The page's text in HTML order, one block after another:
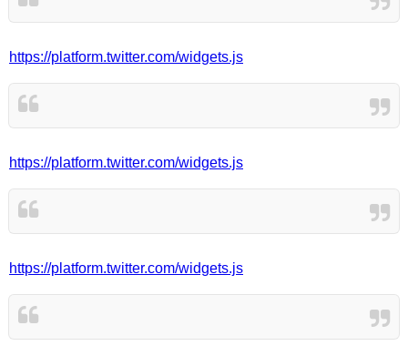
https://platform.twitter.com/widgets.js
https://platform.twitter.com/widgets.js
https://platform.twitter.com/widgets.js